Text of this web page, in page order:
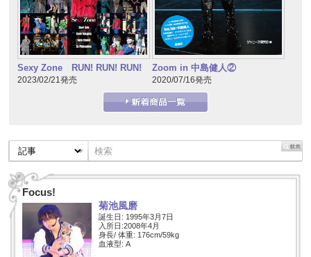
Sexy Zone RUN! RUN! RUN!
2023/02/21発売
Zoom in 中島健人②
2020/07/16発売
Focus!
菊池風磨
誕生日: 1995年3月7日
入所日:2008年4月
身長/ 体重: 176cm/59kg
血液型: A